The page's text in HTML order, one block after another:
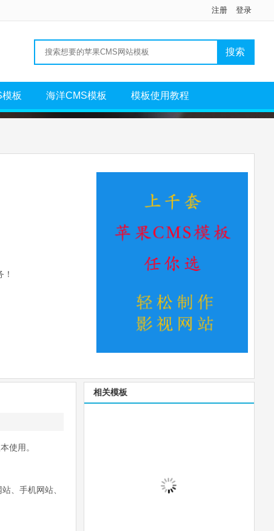
注册 登录
板 海洋CMS模板 模板使用教程
使用。
、手机网站、
相关模板